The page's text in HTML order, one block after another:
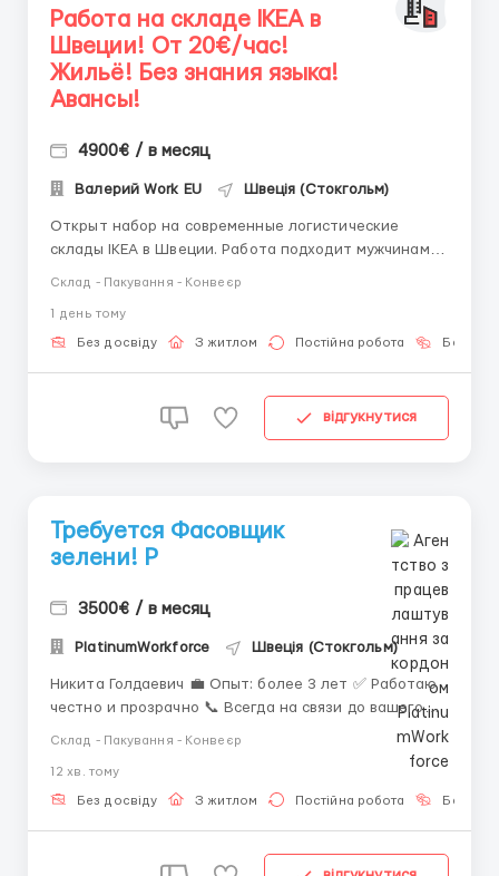
Работа на складе IKEA в
Швеции! От 20€/час!
Жильё! Без знания языка!
Авансы!
4900€ / в месяц
Валерий Work EU Швеція (Стокгольм)
Открыт набор на современные логистические
склады IKEA в Швеции. Работа подходит мужчинам,
официальное трудоустройство и помощь с
адаптацией после приезда. 📍 Города: Стокгольм,
Склад - Пакування - Конвеєр
1 день тому
Без досвіду З житлом Постійна робота Без
відгукнутися
Требуется Фасовщик
зелени! P
3500€ / в месяц
PlatinumWorkforce Швеція (Стокгольм)
Никита Голдаевич 💼 Опыт: более 3 лет ✅ Работаю
честно и прозрачно 📞 Всегда на связи до вашего
зелени — отличная возможность начать или
продолжить карьеру за границей. Произво...
Склад - Пакування - Конвеєр
12 хв. тому
Без досвіду З житлом Постійна робота Без